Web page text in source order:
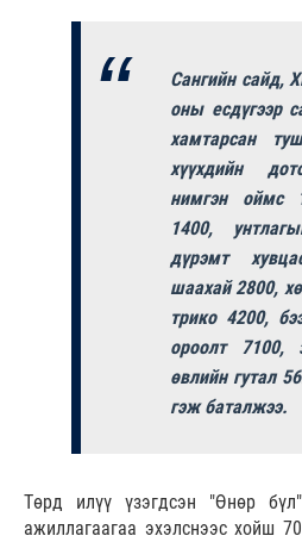
Сангийн сайд,
оны есдүгээр
хамтарсан
хүүхдийн
нимгэн оймс
1400,
дүрэмт
шаахай 2800,
трико 4200,
ороолт 7100,
өвлийн гутал
гэж баталжээ.
Төрд илүү үзэгдсэн "Өнөр
ажиллагаагаа эхэлснээс хойш